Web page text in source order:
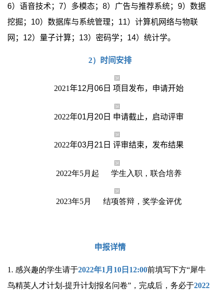
6）语音技术； 7）多模态； 8）广告与推荐系统； 9）数据
挖掘； 10）数据库与系统管理； 11）计算机网络与物联
网； 12）量子计算； 13）密码学； 14）统计学。
2） 时间安排
2021年12月 06 日 项目发布，申请开始
2022年01月 20 日 申请截止，启动评审
2022年03月 21 日 评审结束，发布结果
2022年5月起 学生入职，联合培养
2023年5月 结项答辩，奖学金评优
申报详情
1. 感兴趣的学生请于2022年1 月 10 日 12:00前填写下方“犀牛
鸟精英人才计划 -提升计划报名问卷”，完成后，务必于2022